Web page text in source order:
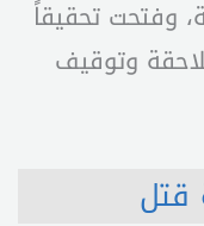
وفتحت تحقيقاً
وتوقيف
قتل